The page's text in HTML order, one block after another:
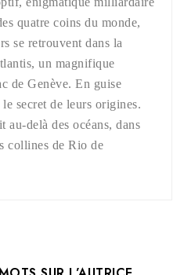
quatre coins du monde,
se retrouvent dans la
un magnifique
de Genève. En guise
secret de leurs origines.
delà des océans, dans
collines de Rio de